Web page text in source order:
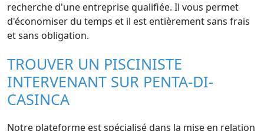
recherche d'une entreprise qualifiée. Il vous permet
d'économiser du temps et il est entièrement sans frais
et sans obligation.
TROUVER UN PISCINISTE
INTERVENANT SUR PENTA-DI-
CASINCA
Notre plateforme est spécialisé dans la mise en relation